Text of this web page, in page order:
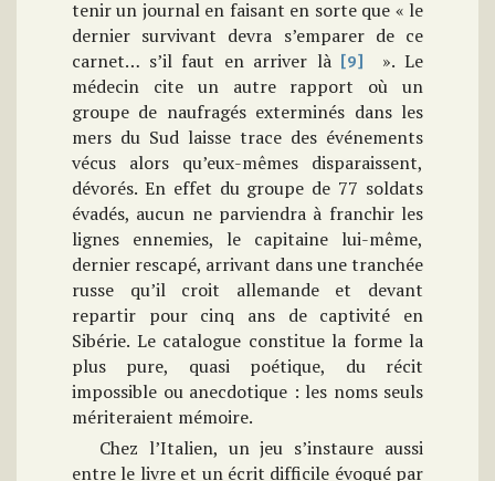
tenir un journal en faisant en sorte que « le
dernier survivant devra s’emparer de ce
carnet… s’il faut en arriver là
[9]
». Le
médecin cite un autre rapport où un
groupe de naufragés exterminés dans les
mers du Sud laisse trace des événements
vécus alors qu’eux-mêmes disparaissent,
dévorés. En effet du groupe de 77 soldats
évadés, aucun ne parviendra à franchir les
lignes ennemies, le capitaine lui-même,
dernier rescapé, arrivant dans une tranchée
russe qu’il croit allemande et devant
repartir pour cinq ans de captivité en
Sibérie. Le catalogue constitue la forme la
plus pure, quasi poétique, du récit
impossible ou anecdotique : les noms seuls
mériteraient mémoire.
Chez l’Italien, un jeu s’instaure aussi
entre le livre et un écrit difficile évoqué par